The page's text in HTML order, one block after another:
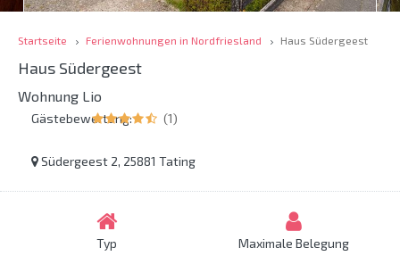
Startseite Ferienwohnungen in Nordfriesland Haus Südergeest
Haus Südergeest
Wohnung Lio
Gästebewertung: (1)
Südergeest 2, 25881 Tating
Typ
Maximale Belegung